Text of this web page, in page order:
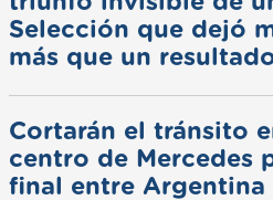
Selección que dejó
más que un
Cortarán el tránsito
centro de Mercedes
final entre Argentina